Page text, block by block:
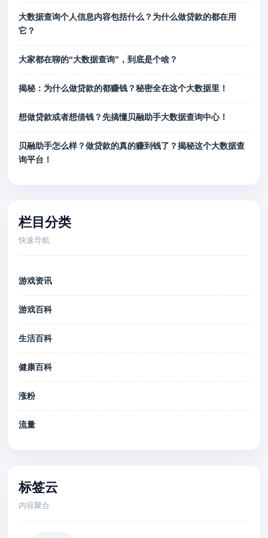
大数据查询个人信息内容包括什么？为什么做贷款的都在用
它？
大家都在聊的“大数据查询”，到底是个啥？
揭秘：为什么做贷款的都赚钱？秘密全在这个大数据里！
想做贷款或者想借钱？先搞懂贝融助手大数据查询中心！
贝融助手怎么样？做贷款的真的赚到钱了？揭秘这个大数据查
询平台！
栏目分类
快速导航
游戏资讯
游戏百科
生活百科
健康百科
涨粉
流量
标签云
内容聚合